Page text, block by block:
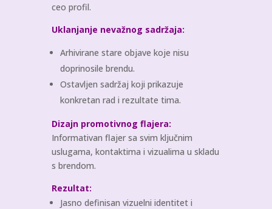
ceo profil.
Uklanjanje nevažnog sadržaja:
Arhivirane stare objave koje nisu
doprinosile brendu.
Ostavljen sadržaj koji prikazuje
konkretan rad i rezultate tima.
Dizajn promotivnog flajera:
Informativan flajer sa svim ključnim
uslugama, kontaktima i vizualima u skladu
s brendom.
Rezultat:
Jasno definisan vizuelni identitet i